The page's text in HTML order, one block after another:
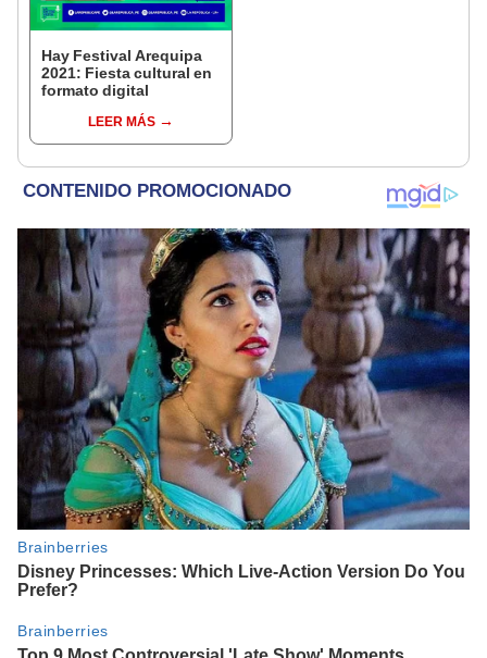
Hay Festival Arequipa
2021: Fiesta cultural en
formato digital
LEER MÁS